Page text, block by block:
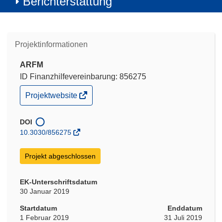
Projektinformationen
ARFM
ID Finanzhilfevereinbarung: 856275
(öffnet
in
Fenster)
Projektwebsite
DOI
10.3030/856275
Projekt abgeschlossen
EK-Unterschriftsdatum
30 Januar 2019
Startdatum
1 Februar 2019
Enddatum
31 Juli 2019